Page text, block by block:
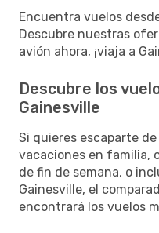
Encuentra vuelos
Descubre nuestras
avión ahora, ¡viaja a
Descubre los
Gainesville
Si quieres escaparte
vacaciones en familia,
de fin de semana, o
Gainesville, el
encontrará los vuelos